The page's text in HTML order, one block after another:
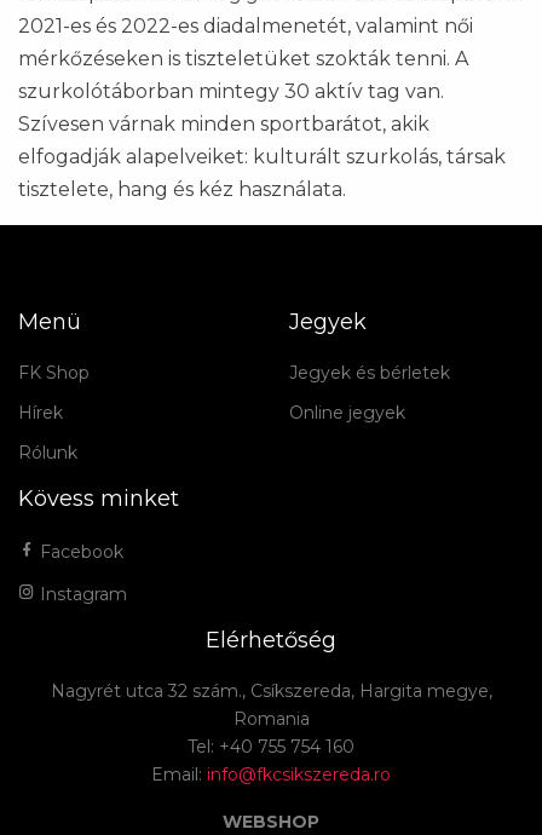
2021-es és 2022-es diadalmenetét, valamint női
mérkőzéseken is tiszteletüket szokták tenni. A
szurkolótáborban mintegy 30 aktív tag van.
Szívesen várnak minden sportbarátot, akik
elfogadják alapelveiket: kulturált szurkolás, társak
tisztelete, hang és kéz használata.
Menü
FK Shop
Hírek
Rólunk
Jegyek
Jegyek és bérletek
Online jegyek
Kövess minket
Facebook
Instagram
Elérhetőség
Nagyrét utca 32 szám., Csíkszereda, Hargita megye,
Romania
Tel: +40 755 754 160
Email: info@fkcsikszereda.ro
WEBSHOP